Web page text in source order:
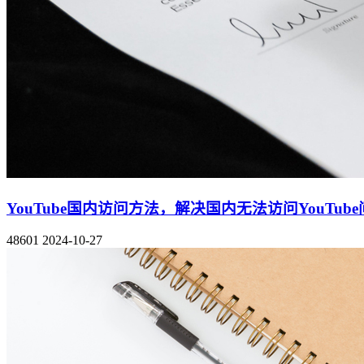
YouTube国内访问方法，解决国内无法访问YouTube
48601 2024-10-27